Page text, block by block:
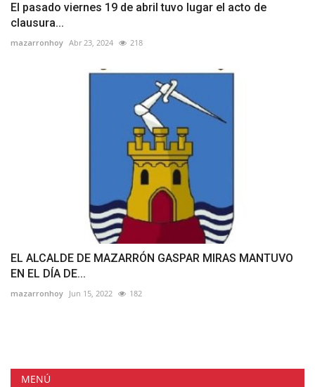
El pasado viernes 19 de abril tuvo lugar el acto de
clausura...
mazarronhoy Abr 23, 2024 218
EL ALCALDE DE MAZARRÓN GASPAR MIRAS MANTUVO
EN EL DÍA DE...
mazarronhoy Jun 15, 2022 182
MENÚ